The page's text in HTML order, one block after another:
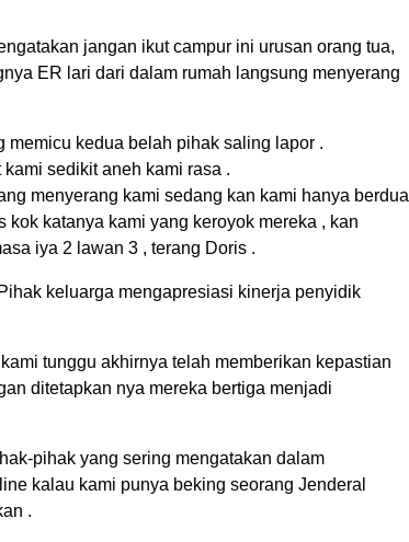
jangan ikut campur ini urusan orang tua,
ER lari dari dalam rumah langsung menyerang
memicu kedua belah pihak saling lapor .
sedikit aneh kami rasa .
menyerang kami sedang kan kami hanya berdua
kok katanya kami yang keroyok mereka , kan
iya 2 lawan 3 , terang Doris .
keluarga mengapresiasi kinerja penyidik
tunggu akhirnya telah memberikan kepastian
ditetapkan nya mereka bertiga menjadi
pihak yang sering mengatakan dalam
kalau kami punya beking seorang Jenderal
.